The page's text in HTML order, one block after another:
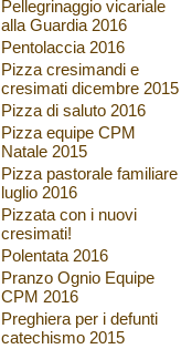
Pellegrinaggio vicariale
alla Guardia 2016
Pentolaccia 2016
Pizza cresimandi e
cresimati dicembre 2015
Pizza di saluto 2016
Pizza equipe CPM
Natale 2015
Pizza pastorale familiare
luglio 2016
Pizzata con i nuovi
cresimati!
Polentata 2016
Pranzo Ognio Equipe
CPM 2016
Preghiera per i defunti
catechismo 2015